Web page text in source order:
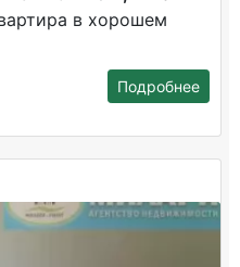
в хорошем
Подробнее